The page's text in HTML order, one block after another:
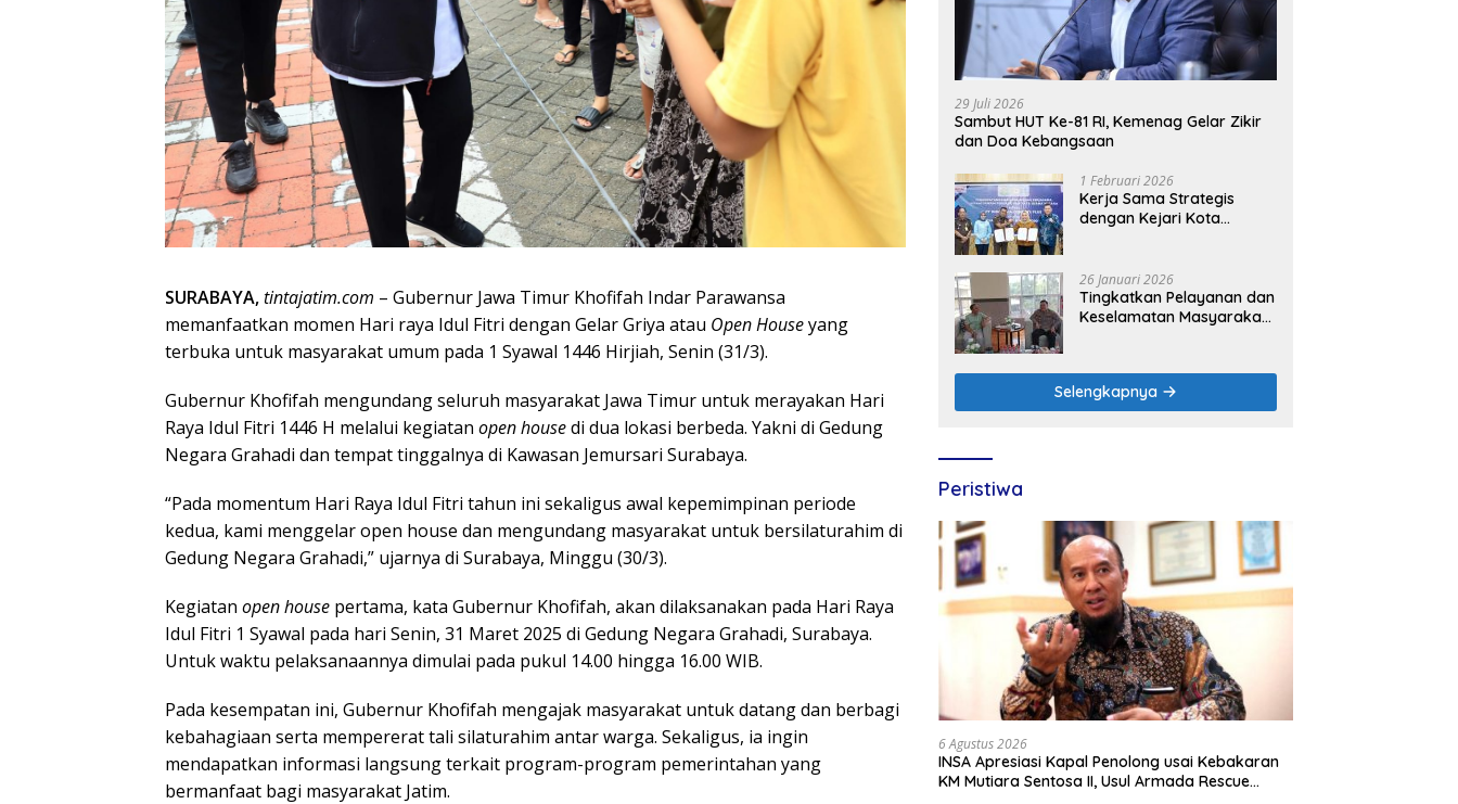
SURABAYA,tintajatim.com – Gubernur Jawa Timur Khofifah Indar Parawansa
memanfaatkan momen Hari raya Idul Fitri dengan Gelar Griya atau Open Houseyang
terbuka untuk masyarakat umum pada 1 Syawal 1446 Hirjiah, Senin (31/3).
Gubernur Khofifah mengundang seluruh masyarakat Jawa Timur untuk merayakan Hari
Raya Idul Fitri 1446 H melalui kegiatan open housedi dua lokasi berbeda. Yakni di Gedung
Negara Grahadi dan tempat tinggalnya di Kawasan Jemursari Surabaya.
“Pada momentum Hari Raya Idul Fitri tahun ini sekaligus awal kepemimpinan periode
kedua, kami menggelar open house dan mengundang masyarakat untuk bersilaturahim di
Gedung Negara Grahadi,” ujarnya di Surabaya, Minggu (30/3).
Kegiatan open house pertama, kata Gubernur Khofifah, akan dilaksanakan pada Hari Raya
Idul Fitri 1 Syawal pada hari Senin, 31 Maret 2025 di Gedung Negara Grahadi, Surabaya.
Untuk waktu pelaksanaannya dimulai pada pukul 14.00 hingga 16.00 WIB.
Pada kesempatan ini, Gubernur Khofifah mengajak masyarakat untuk datang dan berbagi
kebahagiaan serta mempererat tali silaturahim antar warga. Sekaligus, ia ingin
mendapatkan informasi langsung terkait program-program pemerintahan yang
bermanfaat bagi masyarakat Jatim.
29 Juli 2026
Sambut HUT Ke-81 RI, Kemenag Gelar Zikir
dan Doa Kebangsaan
1 Februari 2026
Kerja Sama Strategis
dengan Kejari Kota
Green Enabler di Jawa
Timur
26 Januari 2026
Tingkatkan Pelayanan dan
Keselamatan Masyarakat,
Polres Nganjuk
Selengkapnya
Peristiwa
6 Agustus 2026
INSA Apresiasi Kapal Penolong usai Kebakaran
KM Mutiara Sentosa II, Usul Armada Rescue